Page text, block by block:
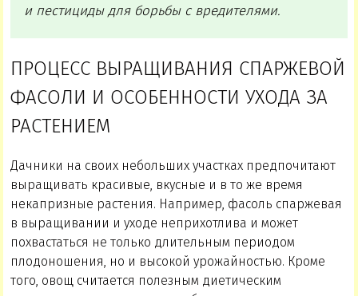
и пестициды для борьбы с вредителями.
ПРОЦЕСС ВЫРАЩИВАНИЯ СПАРЖЕВОЙ
ФАСОЛИ И ОСОБЕННОСТИ УХОДА ЗА
РАСТЕНИЕМ
Дачники на своих небольших участках предпочитают
выращивать красивые, вкусные и в то же время
некапризные растения. Например, фасоль спаржевая
в выращивании и уходе неприхотлива и может
похвастаться не только длительным периодом
плодоношения, но и высокой урожайностью. Кроме
того, овощ считается полезным диетическим